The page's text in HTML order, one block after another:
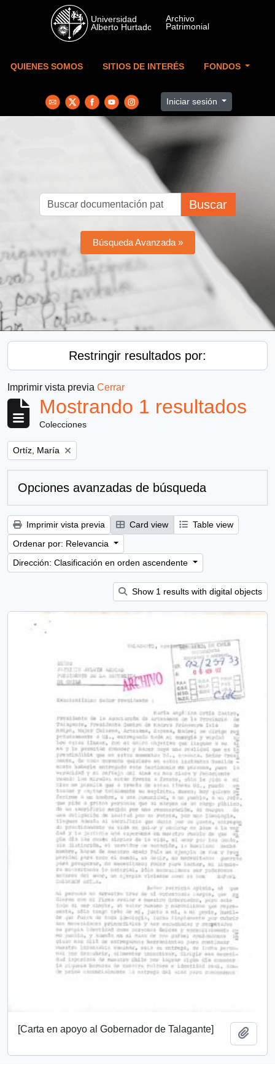
Skip to main content
QUIENES SOMOS SITIOS DE INTERÉS FONDOS
Iniciar sesión
Buscar
Búsqueda Avanzada »
Restringir resultados por:
Imprimir vista previa Cerrar
Mostrando 1 resultados
Colecciones
Remove filter:
Ortíz, María
Opciones avanzadas de búsqueda
Imprimir vista previa Card view
Table view
Ordenar por: Relevancia
Dirección: Clasificación en orden ascendente
Show 1 results with digital objects
[Carta en apoyo al Gobernador de Talagante]